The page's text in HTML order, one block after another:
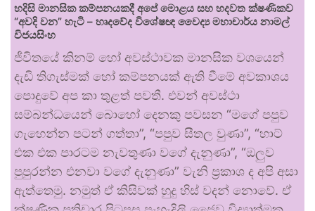
හදිසි මානසික කම්පනයකදී අපේ මොළය සහ හදවත ක්ෂණිකව
“අවදි වන” හැටි – හෘදවේද විශේෂඥ වෛද්‍ය මහාචාර්ය නාමල්
විජයසිංහ
ජීවිතයේ කිනම් හෝ අවස්ථාවක මානසික වශයෙන්
දැඩි තිගැස්මක් හෝ කම්පනයක් ඇති වීමේ අවකාශය
පොදුවේ අප කා තුළත් පවතී. එවන් අවස්ථා
සම්බන්ධයෙන් බොහෝ දෙනකු පවසන “මගේ පපුව
ගැහෙන්න පටන් ගත්තා”, “පපුව සීතල වුණා”, “හාට්
එක එක පාරටම නැවතුණා වගේ දැනුණා”, “ඔලුව
පුපුරන්න එනවා වගේ දැනුණා” වැනි ප්‍රකාශ ද අපි අසා
ඇත්තෙමු. නමුත් ඒ කිසිවක් හුදු හිස් වදන් නොවේ. ඒ